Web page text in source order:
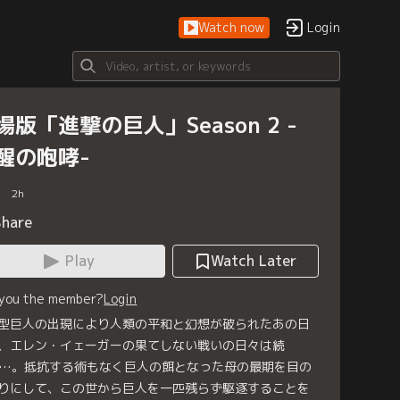
Watch now Login
版「進撃の巨人」Season 2 -
の咆哮-
2h
Play
Watch Later
the member?Login
巨人の出現により人類の平和と幻想が破られたあの日
エレン・イェーガーの果てしない戦いの日々は続
抵抗する術もなく巨人の餌となった母の最期を目の
にして、この世から巨人を一匹残らず駆逐することを